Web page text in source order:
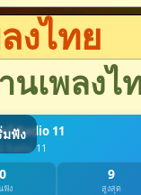
งไทย
นเพลงไ